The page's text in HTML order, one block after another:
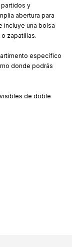
partidos y
abertura para
incluye una bolsa
zapatillas.
específico
donde podrás
de doble